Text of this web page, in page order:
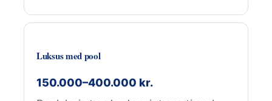
Luksus med pool
150.000–400.000 kr.